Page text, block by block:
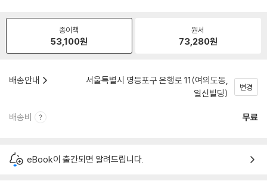
종이책
53,100원
원서
73,280원
배송안내
서울특별시 영등포구 은행로 11(여의도동,
일신빌딩)
변경
배송비 무료
eBook이 출간되면 알려드립니다.